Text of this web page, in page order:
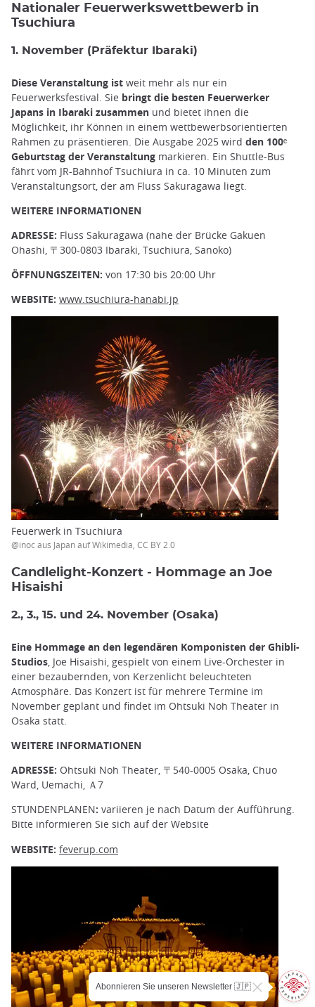
Nationaler Feuerwerkswettbewerb in
Tsuchiura
1. November (Präfektur Ibaraki)
Diese Veranstaltung ist weit mehr als nur ein
Feuerwerksfestival. Sie bringt die besten Feuerwerker
Japans in Ibaraki zusammen und bietet ihnen die
Möglichkeit, ihr Können in einem wettbewerbsorientierten
Rahmen zu präsentieren. Die Ausgabe 2025 wird den 100ᵉ
Geburtstag der Veranstaltung markieren. Ein Shuttle-Bus
fährt vom JR-Bahnhof Tsuchiura in ca. 10 Minuten zum
Veranstaltungsort, der am Fluss Sakuragawa liegt.
WEITERE INFORMATIONEN
ADRESSE: Fluss Sakuragawa (nahe der Brücke Gakuen
Ohashi, 〒300-0803 Ibaraki, Tsuchiura, Sanoko)
ÖFFNUNGSZEITEN: von 17:30 bis 20:00 Uhr
WEBSITE: www.tsuchiura-hanabi.jp
Feuerwerk in Tsuchiura
@inoc aus Japan auf Wikimedia, CC BY 2.0
Candlelight-Konzert - Hommage an Joe
Hisaishi
2., 3., 15. und 24. November (Osaka)
Eine Hommage an den legendären Komponisten der Ghibli-
Studios, Joe Hisaishi, gespielt von einem Live-Orchester in
einer bezaubernden, von Kerzenlicht beleuchteten
Atmosphäre. Das Konzert ist für mehrere Termine im
November geplant und findet im Ohtsuki Noh Theater in
Osaka statt.
WEITERE INFORMATIONEN
ADRESSE: Ohtsuki Noh Theater, 〒540-0005 Osaka, Chuo
Ward, Uemachi, Ａ7
STUNDENPLANEN: variieren je nach Datum der Aufführung.
Bitte informieren Sie sich auf der Website
WEBSITE: feverup.com
Abonnieren Sie unseren Newsletter 🇯🇵